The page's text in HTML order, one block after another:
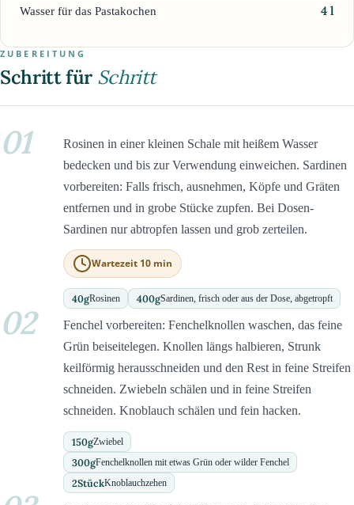
Wasser für das Pastakochen 4 l
ZUBEREITUNG
Schritt für Schritt
01
Rosinen in einer kleinen Schale mit heißem Wasser
bedecken und bis zur Verwendung einweichen. Sardinen
vorbereiten: Falls frisch, ausnehmen, Köpfe und Gräten
entfernen und in grobe Stücke zupfen. Bei Dosen-
Sardinen nur abtropfen lassen und grob zerteilen.
Wartezeit 10 min
40gRosinen 400gSardinen, frisch oder aus der Dose, abgetropft
02
Fenchel vorbereiten: Fenchelknollen waschen, das feine
Grün beiseitelegen. Knollen längs halbieren, Strunk
keilförmig herausschneiden und den Rest in feine Streifen
schneiden. Zwiebeln schälen und in feine Streifen
schneiden. Knoblauch schälen und fein hacken.
150gZwiebel
300gFenchelknollen mit etwas Grün oder wilder Fenchel
2StückKnoblauchzehen